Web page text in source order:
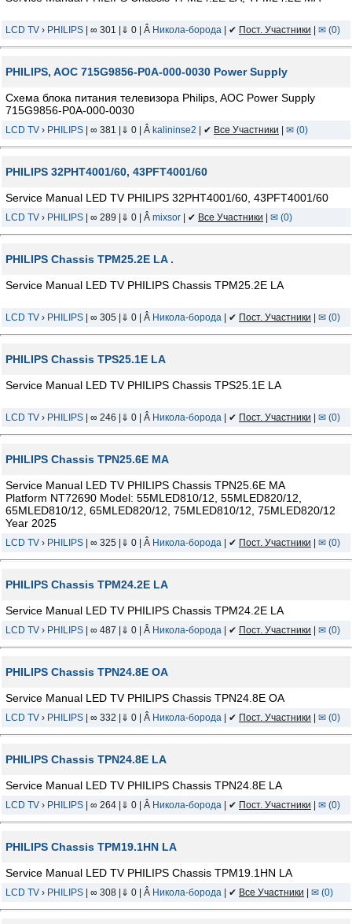
LCD TV › PHILIPS | ∞ 301 |⇓ 0 | Â Никола-борода | ✔ Пост. Участники ✉ (0)
PHILIPS, AOC 715G9856-P0A-000-0030 Power Supply
Схема блока питания телевизора Philips, AOC Power Supply
715G9856-P0A-000-0030
LCD TV › PHILIPS | ∞ 381 |⇓ 0 | Â kalininse2 | ✔ Все Участники ✉ (0)
PHILIPS 32PHT4001/60, 43PFT4001/60
Service Manual LED TV PHILIPS 32PHT4001/60, 43PFT4001/60
LCD TV › PHILIPS | ∞ 289 |⇓ 0 | Â mixsor | ✔ Все Участники ✉ (0)
PHILIPS Chassis TPM25.2E LA .
Service Manual LED TV PHILIPS Chassis TPM25.2E LA
LCD TV › PHILIPS | ∞ 305 |⇓ 0 | Â Никола-борода | ✔ Пост. Участники ✉ (0)
PHILIPS Chassis TPS25.1E LA
Service Manual LED TV PHILIPS Chassis TPS25.1E LA
LCD TV › PHILIPS | ∞ 246 |⇓ 0 | Â Никола-борода | ✔ Пост. Участники ✉ (0)
PHILIPS Chassis TPN25.6E MA
Service Manual LED TV PHILIPS Chassis TPN25.6E MA
Platform NT72690 Model: 55MLED810/12, 55MLED820/12,
65MLED810/12, 65MLED820/12, 75MLED810/12, 75MLED820/12
Year 2025
LCD TV › PHILIPS | ∞ 325 |⇓ 0 | Â Никола-борода | ✔ Пост. Участники ✉ (0)
PHILIPS Chassis TPM24.2E LA
Service Manual LED TV PHILIPS Chassis TPM24.2E LA
LCD TV › PHILIPS | ∞ 487 |⇓ 0 | Â Никола-борода | ✔ Пост. Участники ✉ (0)
PHILIPS Chassis TPN24.8E OA
Service Manual LED TV PHILIPS Chassis TPN24.8E OA
LCD TV › PHILIPS | ∞ 332 |⇓ 0 | Â Никола-борода | ✔ Пост. Участники ✉ (0)
PHILIPS Chassis TPN24.8E LA
Service Manual LED TV PHILIPS Chassis TPN24.8E LA
LCD TV › PHILIPS | ∞ 264 |⇓ 0 | Â Никола-борода | ✔ Пост. Участники ✉ (0)
PHILIPS Chassis TPM19.1HN LA
Service Manual LED TV PHILIPS Chassis TPM19.1HN LA
LCD TV › PHILIPS | ∞ 308 |⇓ 0 | Â Никола-борода | ✔ Все Участники ✉ (0)